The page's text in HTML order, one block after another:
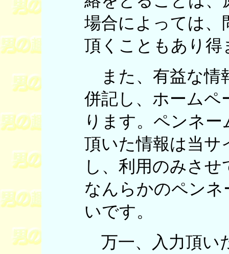
場合によっては、
頂くこともあり得
また、有益な情
併記し、ホームペ
ります。ペンネ
頂いた情報は当サ
し、利用のみさ
なんらかのペン
いです。
万一、入力頂い